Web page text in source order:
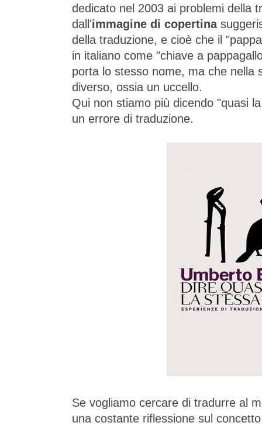
dedicato nel 2003 ai problemi della
dall'immagine di copertina
della traduzione, e cioè che il
in italiano come "chiave a
porta lo stesso nome, ma che nella
diverso, ossia un uccello.
Qui non stiamo più dicendo "quasi
un errore di traduzione.
Se vogliamo cercare di tradurre al
una costante riflessione sul